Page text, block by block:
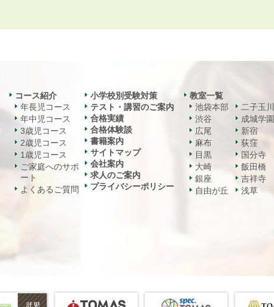
コース紹介
年長児コース
年中児コース
3歳児コース
2歳児コース
1歳児コース
ご家庭へのサポ
ート
よくあるご質問
小学校別受験対策
テスト・講習のご案内
合格実績
合格体験談
書籍案内
サイトマップ
会社案内
求人のご案内
プライバシーポリシー
教室一覧
池袋本部
渋谷
広尾
麻布
目黒
大崎
銀座
自由が丘
二子玉川
成城学園
新宿
荻窪
国分寺
飯田橋
吉祥寺
浅草